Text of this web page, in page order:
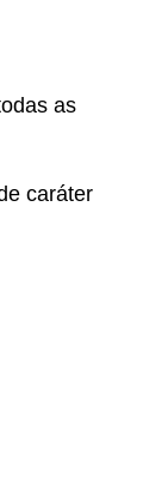
as
caráter